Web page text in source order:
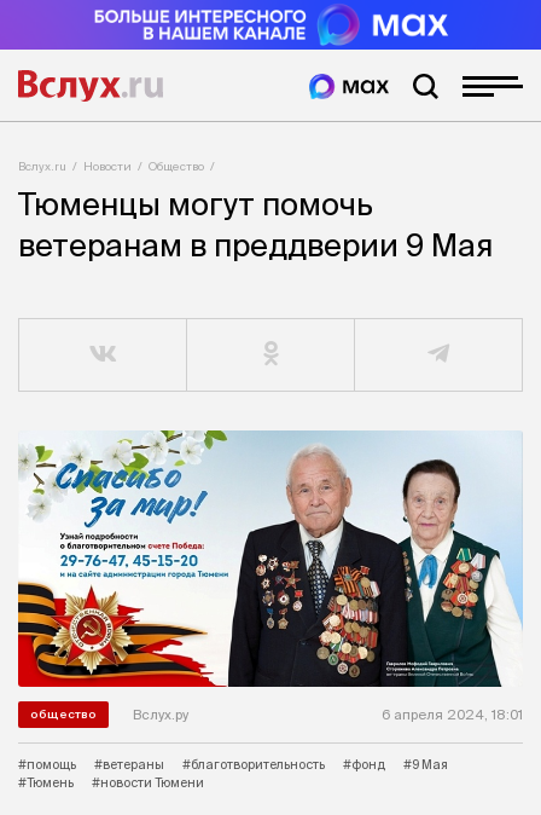
Вслух.ru Новости Общество
Тюменцы могут помочь
ветеранам в преддверии 9 Мая
общество Вслух.ру 6 апреля 2024, 18:01
#помощь #ветераны #благотворительность #фонд
#9 Мая
#Тюмень
#новости Тюмени